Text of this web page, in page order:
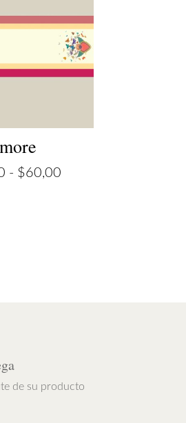
- $60,00Rango
de su producto